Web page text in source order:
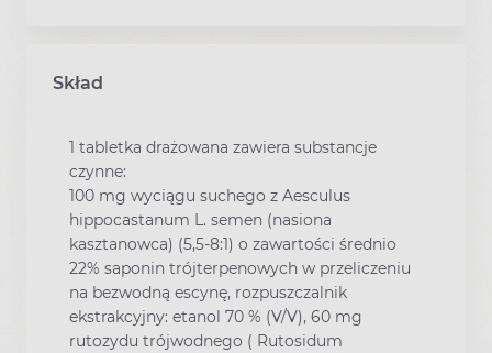
Skład
1 tabletka drażowana zawiera substancje
czynne:
100 mg wyciągu suchego z Aesculus
hippocastanum L. semen (nasiona
kasztanowca) (5,5-8:1) o zawartości średnio
22% saponin trójterpenowych w przeliczeniu
na bezwodną escynę, rozpuszczalnik
ekstrakcyjny: etanol 70 % (V/V), 60 mg
rutozydu trójwodnego ( Rutosidum